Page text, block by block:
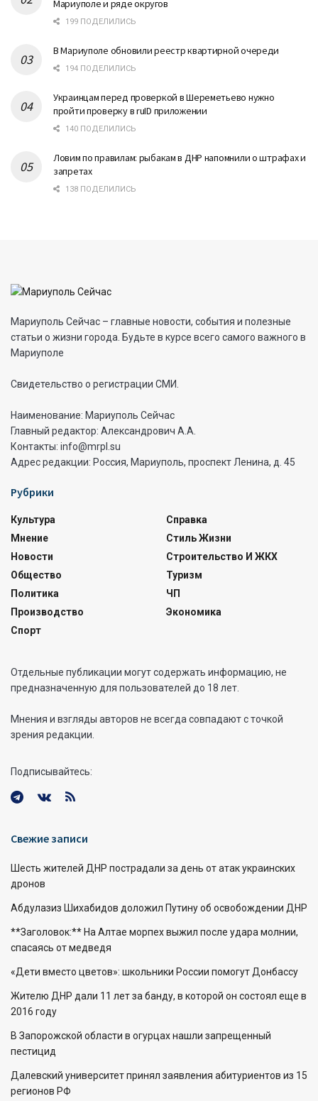
Мариуполе и ряде округов
199 ПОДЕЛИЛИСЬ
В Мариуполе обновили реестр квартирной очереди
194 ПОДЕЛИЛИСЬ
Украинцам перед проверкой в Шереметьево нужно
пройти проверку в ruID приложении
140 ПОДЕЛИЛИСЬ
Ловим по правилам: рыбакам в ДНР напомнили о штрафах и
запретах
138 ПОДЕЛИЛИСЬ
Мариуполь Сейчас – главные новости, события и полезные
статьи о жизни города. Будьте в курсе всего самого важного в
Мариуполе
Свидетельство о регистрации СМИ.
Наименование: Мариуполь Сейчас
Главный редактор: Александрович А.А.
Контакты: info@mrpl.su
Адрес редакции: Россия, Мариуполь, проспект Ленина, д. 45
Рубрики
Культура
Мнение
Новости
Общество
Политика
Производство
Спорт
Справка
Стиль Жизни
Строительство И ЖКХ
Туризм
ЧП
Экономика
Отдельные публикации могут содержать информацию, не
предназначенную для пользователей до 18 лет.
Мнения и взгляды авторов не всегда совпадают с точкой
зрения редакции.
Подписывайтесь:
Свежие записи
Шесть жителей ДНР пострадали за день от атак украинских
дронов
Абдулазиз Шихабидов доложил Путину об освобождении ДНР
**Заголовок:** На Алтае морпех выжил после удара молнии,
спасаясь от медведя
«Дети вместо цветов»: школьники России помогут Донбассу
Жителю ДНР дали 11 лет за банду, в которой он состоял еще в
2016 году
В Запорожской области в огурцах нашли запрещенный
пестицид
Далевский университет принял заявления абитуриентов из 15
регионов РФ